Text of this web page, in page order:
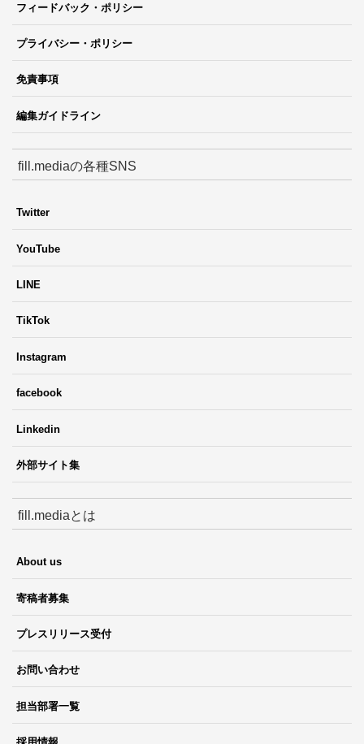
フィードバック・ポリシー
プライバシー・ポリシー
免責事項
編集ガイドライン
fill.mediaの各種SNS
Twitter
YouTube
LINE
TikTok
Instagram
facebook
Linkedin
外部サイト集
fill.mediaとは
About us
寄稿者募集
プレスリリース受付
お問い合わせ
担当部署一覧